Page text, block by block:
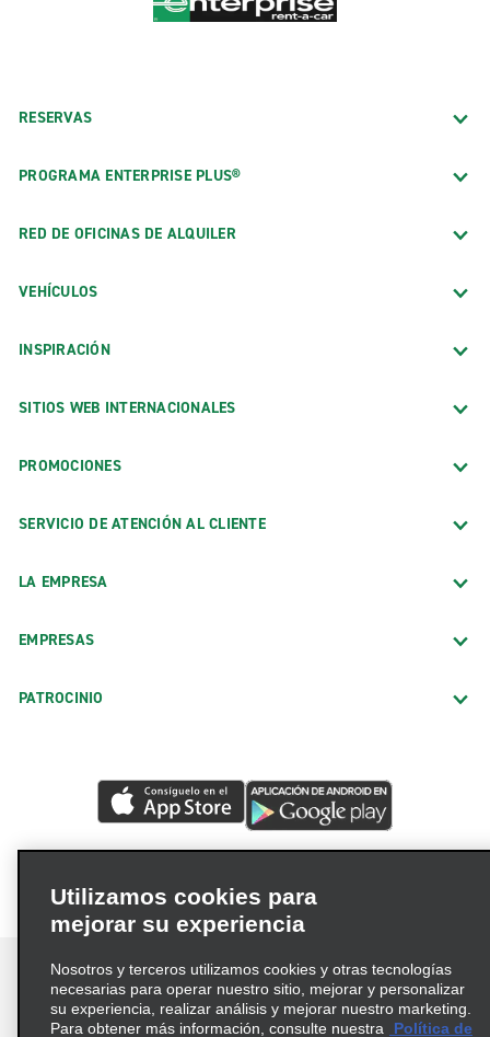
RESERVAS
PROGRAMA ENTERPRISE PLUS®
RED DE OFICINAS DE ALQUILER
VEHÍCULOS
INSPIRACIÓN
SITIOS WEB INTERNACIONALES
PROMOCIONES
SERVICIO DE ATENCIÓN AL CLIENTE
LA EMPRESA
EMPRESAS
PATROCINIO
Utilizamos cookies para
mejorar su experiencia
Nosotros y terceros utilizamos cookies y otras tecnologías
necesarias para operar nuestro sitio, mejorar y personalizar
su experiencia, realizar análisis y mejorar nuestro marketing.
Para obtener más información, consulte nuestra
Política de